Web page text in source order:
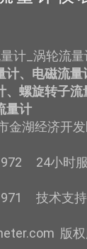
计_涡轮流
计、电磁流量
、螺旋转子
量计
金湖经济开
24小时服
技术支
版